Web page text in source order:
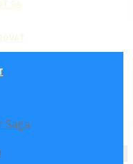
SA
Saga